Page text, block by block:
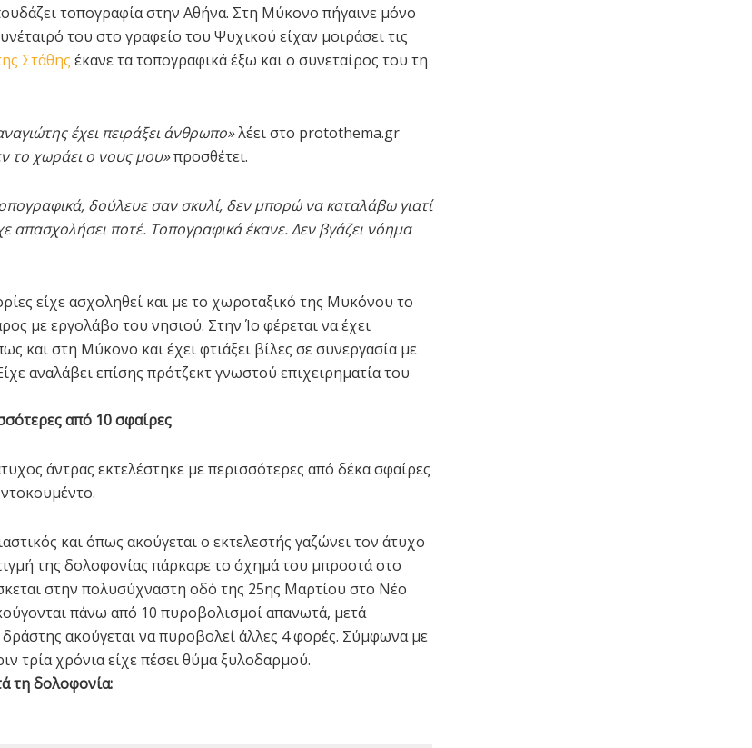
τοπογραφία στην Αθήνα. Στη Μύκονο πήγαινε μόνο
του στο γραφείο του Ψυχικού είχαν μοιράσει τις
Στάθης έκανε τα τοπογραφικά έξω και ο συνεταίρος του τη
έχει πειράξει άνθρωπο»λέει στο protothema.gr
το χωράει ο νους μου»προσθέτει.
δούλευε σαν σκυλί, δεν μπορώ να καταλάβω γιατί
απασχολήσει ποτέ. Τοπογραφικά έκανε. Δεν βγάζει νόημα
είχε ασχοληθεί και με το χωροταξικό της Μυκόνου το
με εργολάβο του νησιού. Στην Ίο φέρεται να έχει
και στη Μύκονο και έχει φτιάξει βίλες σε συνεργασία με
αναλάβει επίσης πρότζεκτ γνωστού επιχειρηματία του
από 10 σφαίρες
άντρας εκτελέστηκε με περισσότερες από δέκα σφαίρες
και όπως ακούγεται ο εκτελεστής γαζώνει τον άτυχο
της δολοφονίας πάρκαρε το όχημά του μπροστά στο
στην πολυσύχναστη οδό της 25ης Μαρτίου στο Νέο
πάνω από 10 πυροβολισμοί απανωτά, μετά
δράστης ακούγεται να πυροβολεί άλλες 4 φορές. Σύμφωνα με
τρία χρόνια είχε πέσει θύμα ξυλοδαρμού.
τη δολοφονία: